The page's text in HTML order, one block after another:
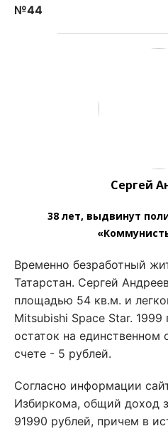
№44
Сергей
38 лет, выдвинут
Временно безработный
Татарстан. Сергей
площадью 54 кв.м. и
Mitsubishi Space Star.
остаток на
счете - 5 рублей.
Согласно информации
Избиркома, общий доход
91990 рублей, причем в